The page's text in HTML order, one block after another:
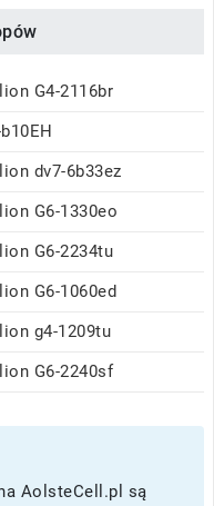
G4-2116br
dv7-6b33ez
G6-1330eo
G6-2234tu
G6-1060ed
g4-1209tu
G6-2240sf
AolsteCell.pl są